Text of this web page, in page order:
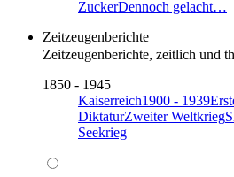
ZuckerDennoch gelacht…
Zeitzeugenberichte
Zeitzeugenberichte, zeitlich und
1850 - 1945
Kaiserreich1900 - 1939
DiktaturZweiter Weltkrieg
Seekrieg